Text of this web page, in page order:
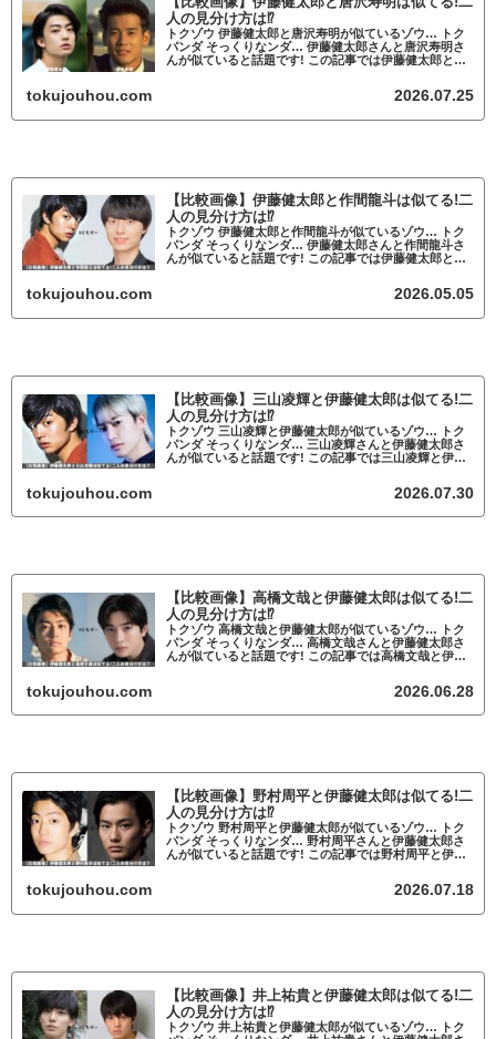
人の見分け方は⁉
トクゾウ 伊藤健太郎と唐沢寿明が似ているゾウ… トク
パンダ そっくりなンダ… 伊藤健太郎さんと唐沢寿明さ
んが似ていると話題です! この記事では伊藤健太郎と唐
tokujouhou.com 2026.07.25
【比較画像】伊藤健太郎と作間龍斗は似てる!二
人の見分け方は⁉
トクゾウ 伊藤健太郎と作間龍斗が似ているゾウ… トク
パンダ そっくりなンダ… 伊藤健太郎さんと作間龍斗さ
んが似ていると話題です! この記事では伊藤健太郎と作
tokujouhou.com 2026.05.05
【比較画像】三山凌輝と伊藤健太郎は似てる!二
人の見分け方は⁉
トクゾウ 三山凌輝と伊藤健太郎が似ているゾウ… トク
パンダ そっくりなンダ… 三山凌輝さんと伊藤健太郎さ
んが似ていると話題です! この記事では三山凌輝と伊藤
tokujouhou.com 2026.07.30
【比較画像】高橋文哉と伊藤健太郎は似てる!二
人の見分け方は⁉
トクゾウ 高橋文哉と伊藤健太郎が似ているゾウ… トク
パンダ そっくりなンダ… 高橋文哉さんと伊藤健太郎さ
んが似ていると話題です! この記事では高橋文哉と伊藤
tokujouhou.com 2026.06.28
【比較画像】野村周平と伊藤健太郎は似てる!二
人の見分け方は⁉
トクゾウ 野村周平と伊藤健太郎が似ているゾウ… トク
パンダ そっくりなンダ… 野村周平さんと伊藤健太郎さ
んが似ていると話題です! この記事では野村周平と伊藤
tokujouhou.com 2026.07.18
【比較画像】井上祐貴と伊藤健太郎は似てる!二
人の見分け方は⁉
トクゾウ 井上祐貴と伊藤健太郎が似ているゾウ… トク